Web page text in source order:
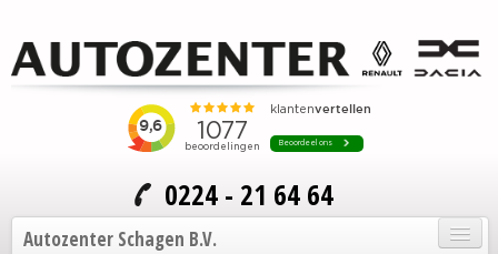
0224 - 21 64 64
Autozenter Schagen B.V.